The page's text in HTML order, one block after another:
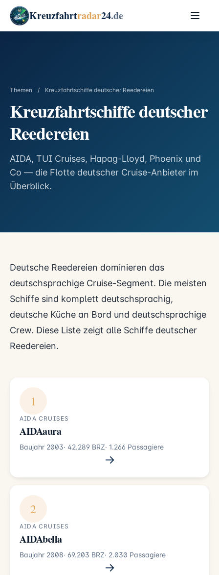
Kreuzfahrtradar24.de
Themen / Kreuzfahrtschiffe deutscher Reedereien
Kreuzfahrtschiffe deutscher
Reedereien
AIDA, TUI Cruises, Hapag-Lloyd, Phoenix und
Co — die Flotte deutscher Cruise-Anbieter im
Überblick.
Deutsche Reedereien dominieren das
deutschsprachige Cruise-Segment. Die meisten
Schiffe sind komplett deutschsprachig,
deutsche Küche an Bord und deutschsprachige
Crew. Diese Liste zeigt alle Schiffe deutscher
Reedereien.
1
AIDA CRUISES
AIDAaura
Baujahr 2003· 42.289 BRZ· 1.266 Passagiere
→
2
AIDA CRUISES
AIDAbella
Baujahr 2008· 69.203 BRZ· 2.030 Passagiere
→